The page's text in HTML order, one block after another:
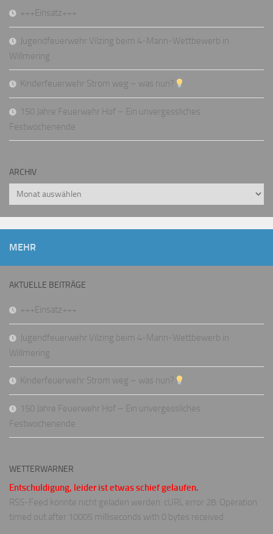
+++Einsatz+++
Jugendfeuerwehr Vilzing beim 4-Mann-Wettbewerb in
Willmering
Kinderfeuerwehr Strom weg – was nun?
150 Jahre Feuerwehr Hof – Ein unvergessliches
Festwochenende
ARCHIV
Archiv
MEHR
AKTUELLE BEITRÄGE
+++Einsatz+++
Jugendfeuerwehr Vilzing beim 4-Mann-Wettbewerb in
Willmering
Kinderfeuerwehr Strom weg – was nun?
150 Jahre Feuerwehr Hof – Ein unvergessliches
Festwochenende
WETTERWARNER
Entschuldigung, leider ist etwas schief gelaufen.
RSS-Feed konnte nicht geladen werden: cURL error 28: Operation
timed out after 10005 milliseconds with 0 bytes received